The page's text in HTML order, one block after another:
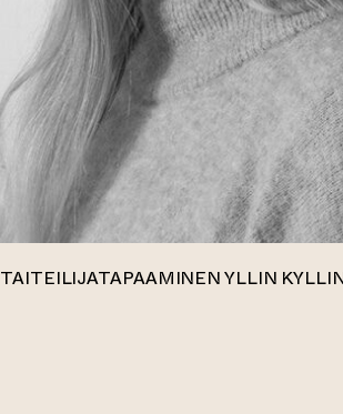
TAITEILIJATAPAAMINEN YLLIN